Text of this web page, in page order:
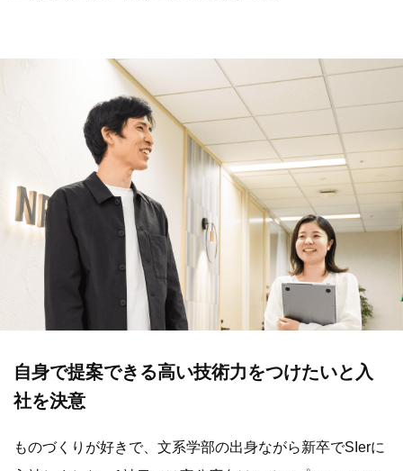
自身で提案できる高い技術力をつけたいと入
社を決意
ものづくりが好きで、文系学部の出身ながら新卒でSIerに